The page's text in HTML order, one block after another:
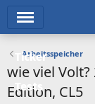
Ticker
Tests
Arbeitsspeicher
wie viel Volt?
Edition, CL5